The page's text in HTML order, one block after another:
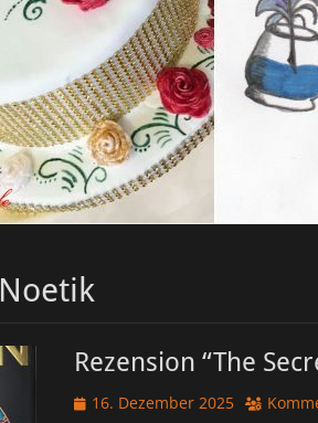
Noetik
Rezension “The
Veröffentlicht
16. Dezember 2025